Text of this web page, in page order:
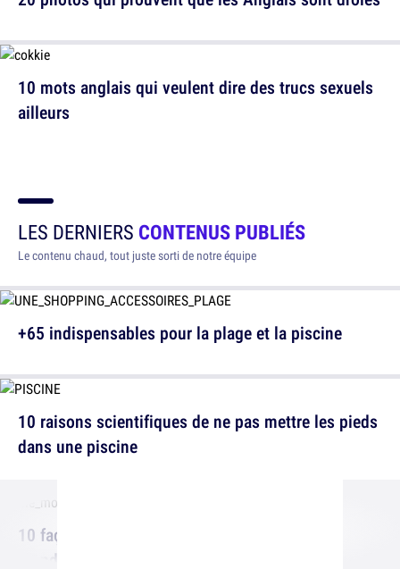
10 mots anglais qui veulent dire des trucs sexuels
ailleurs
LES DERNIERS CONTENUS PUBLIÉS
Le contenu chaud, tout juste sorti de notre équipe
+65 indispensables pour la plage et la piscine
10 façons fourbes de tuer un moustique, on y
prend du plaisir
10 raisons scientifiques de ne pas mettre les pieds
dans une piscine